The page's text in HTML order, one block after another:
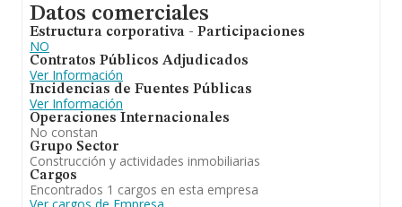
Datos comerciales
Estructura corporativa - Participaciones
NO
Contratos Públicos Adjudicados
Ver Información
Incidencias de Fuentes Públicas
Ver Información
Operaciones Internacionales
No constan
Grupo Sector
Construcción y actividades inmobiliarias
Cargos
Encontrados 1 cargos en esta empresa